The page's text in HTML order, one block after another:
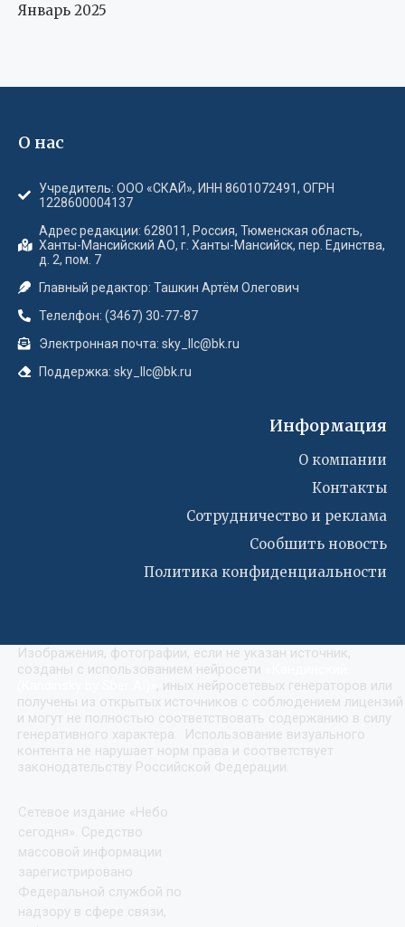
Январь 2025
О нас
Учредитель: ООО «СКАЙ», ИНН 8601072491, ОГРН
1228600004137
Адрес редакции: 628011, Россия, Тюменская область,
Ханты-Мансийский АО, г. Ханты-Мансийск, пер. Единства,
д. 2, пом. 7
Главный редактор: Ташкин Артём Олегович
Телелфон: (3467) 30-77-87
Электронная почта: sky_llc@bk.ru
Поддержка: sky_llc@bk.ru
Информация
О компании
Контакты
Сотрудничество и реклама
Сообшить новость
Политика конфиденциальности
Изображения, фотографии, если не указан источник,
созданы с использованием нейросети
, иных нейросетевых генераторов или
получены из открытых источников с соблюдением лицензий
и могут не полностью соответствовать содержанию в силу
генеративного характера. Использование визуального
контента не нарушает норм права и соответствует
законодательству Российской Федерации.
Сетевое издание «Небо
сегодня». Средство
массовой информации
зарегистрировано
Федеральной службой по
надзору в сфере связи,